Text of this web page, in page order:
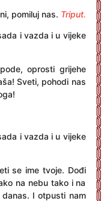
pomiluj nas. Triput.
i vazda i u vijeke
oprosti grijehe
Sveti, pohodi nas
i vazda i u vijeke
se ime tvoje. Dođi
na nebu tako i na
I otpusti nam